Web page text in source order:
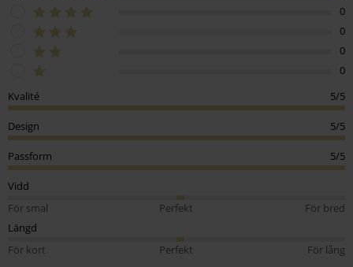
0
0
0
0
Kvalité
5/5
Design 5/5
Passform 5/5
Vidd
För smal
Perfekt
För bred
Längd
För kort
Perfekt För lång